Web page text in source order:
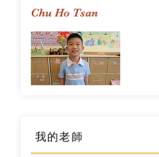
Chu Ho Tsan
我的老師